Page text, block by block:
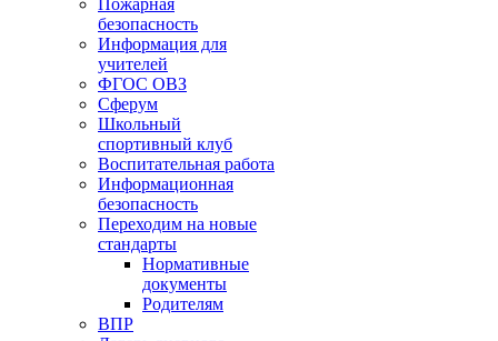
Пожарная
безопасность
Информация для
учителей
ФГОС ОВЗ
Сферум
Школьный
спортивный клуб
Воспитательная работа
Информационная
безопасность
Переходим на новые
стандарты
Нормативные
документы
Родителям
ВПР